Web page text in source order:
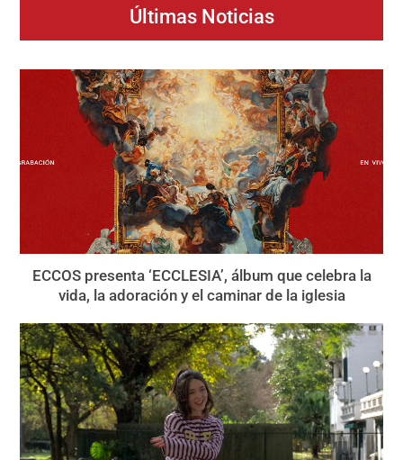
Últimas Noticias
ECCOS presenta ‘ECCLESIA’, álbum que celebra la
vida, la adoración y el caminar de la iglesia